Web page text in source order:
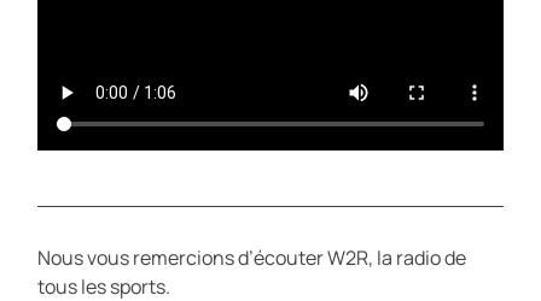
Nous vous remercions d’écouter W2R, la radio de
tous les sports.